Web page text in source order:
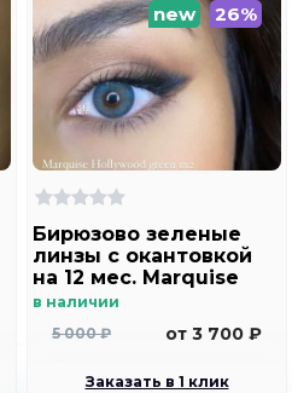
new 26%
Бирюзово зеленые
линзы c окантовкой
на 12 мес. Marquise
Hollywood green m2
в наличии
5 000 ₽
от 3 700 ₽
Заказать в 1 клик